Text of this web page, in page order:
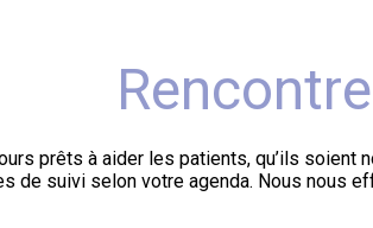
prêts à aider les patients, qu’ils
de suivi selon votre agenda. Nous nous